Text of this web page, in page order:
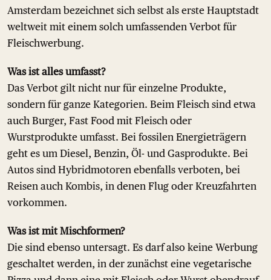
Amsterdam bezeichnet sich selbst als erste Hauptstadt
weltweit mit einem solch umfassenden Verbot für
Fleischwerbung.
Was ist alles umfasst?
Das Verbot gilt nicht nur für einzelne Produkte,
sondern für ganze Kategorien. Beim Fleisch sind etwa
auch Burger, Fast Food mit Fleisch oder
Wurstprodukte umfasst. Bei fossilen Energieträgern
geht es um Diesel, Benzin, Öl- und Gasprodukte. Bei
Autos sind Hybridmotoren ebenfalls verboten, bei
Reisen auch Kombis, in denen Flug oder Kreuzfahrten
vorkommen.
Was ist mit Mischformen?
Die sind ebenso untersagt. Es darf also keine Werbung
geschaltet werden, in der zunächst eine vegetarische